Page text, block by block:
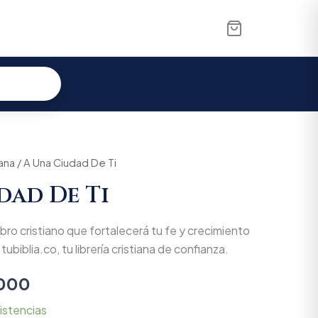
/ A Una Ciudad De Ti
De Ti
cristiano que fortalecerá tu fe y crecimiento
tu librería cristiana de confianza.
Current
price
is:
$38.000.